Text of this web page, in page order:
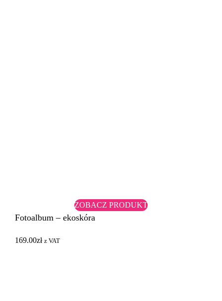
ZOBACZ PRODUKT
Fotoalbum – ekoskóra
169.00zł z VAT